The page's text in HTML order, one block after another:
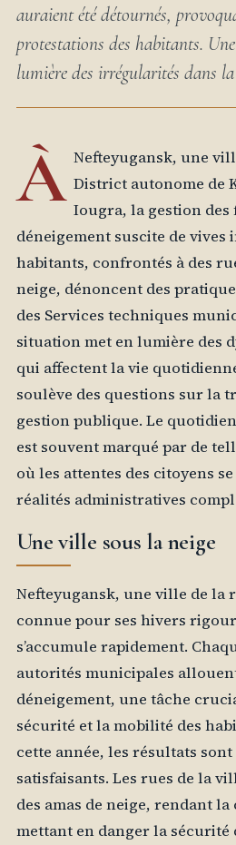
auraient été détournés,
protestations des habitants.
lumière des irrégularités dans
À Nefteyugansk, une
District autonome de
Iougra, la gestion des
déneigement suscite de vives
habitants, confrontés à des
neige, dénoncent des
des Services techniques
situation met en lumière des
qui affectent la vie
soulève des questions sur la
gestion publique. Le
est souvent marqué par de
où les attentes des citoyens
réalités administratives
Une ville sous la neige
Nefteyugansk, une ville de la
connue pour ses hivers
s’accumule rapidement.
autorités municipales
déneigement, une tâche
sécurité et la mobilité des
cette année, les résultats sont
satisfaisants. Les rues de la
des amas de neige, rendant
mettant en danger la sécurité